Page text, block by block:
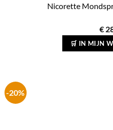
Nicorette
€
🛒 IN MIJN
-20%